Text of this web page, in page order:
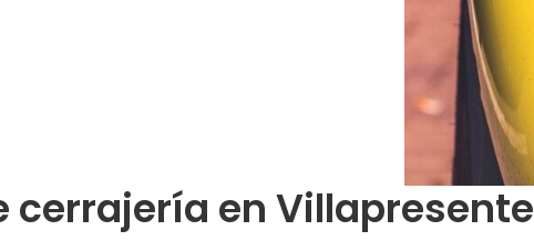
cerrajería en Villapresente